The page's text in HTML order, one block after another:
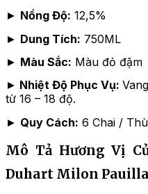
► Nồng Độ: 12,5%
► Dung Tích: 750ML
► Màu Sắc: Màu đỏ đậm
► Nhiệt Độ Phục Vụ:
từ 16 – 18 độ.
► Quy Cách: 6 Chai /
Mô Tả Hương Vị
Duhart Milon